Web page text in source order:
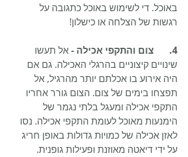
באוכל. די לשימוש באוכל כתגובה על
רגשות של הצלחה או כישלון!
4.	צום והתקפי אכילה -
אל תעשו
שינויים קיצוניים בהרגלי האכילה. גם אם
היה אירוע בו אכלתם יותר מהרגיל, אל
תפצחו בימים של צום. הצום גורר אחריו
התקפי אכילה ומעגל בלתי נגמר של
הימנעות מאוכל לעומת התקפי אכילה. נסו
לאזן אכילה של כמויות גדולות באופן חריג
על ידי דיאטה מאוזנת ופעילות גופנית.